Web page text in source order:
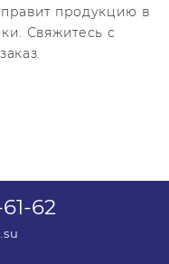
продукцию в
Свяжитесь с
62